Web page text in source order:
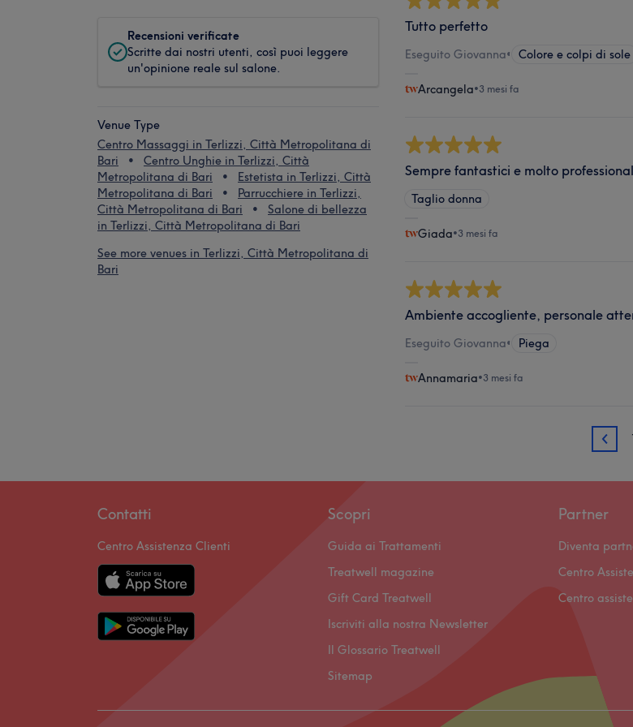
Recensioni verificate
Scritte dai nostri utenti, così puoi leggere
un'opinione reale sul salone.
Venue Type
Centro Massaggi in Terlizzi, Città Metropolitana di
Bari
Centro Unghie in Terlizzi, Città
Metropolitana di Bari
Estetista in Terlizzi, Città
Metropolitana di Bari
Parrucchiere in Terlizzi,
Città Metropolitana di Bari
Salone di bellezza
in Terlizzi, Città Metropolitana di Bari
See more venues in Terlizzi, Città Metropolitana di
Bari
Tutto perfetto
Eseguito Giovanna• Colore e colpi di sole
Arcangela•3 mesi fa
Sempre fantastici e molto
Taglio donna
Giada•3 mesi fa
Ambiente accogliente, personale
Eseguito Giovanna• Piega
Annamaria•3 mesi fa
1
Contatti
Centro Assistenza Clienti
Scopri
Guida ai Trattamenti
Treatwell magazine
Gift Card Treatwell
Iscriviti alla nostra Newsletter
Il Glossario Treatwell
Sitemap
Partner
Diventa
Centro
Centro